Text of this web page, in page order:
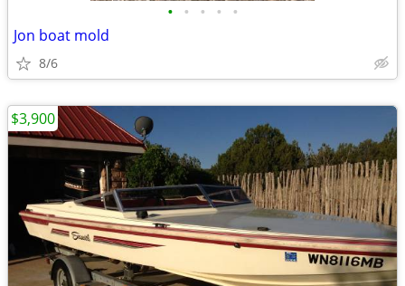
• • • • •
Jon boat mold
8/6
$3,900